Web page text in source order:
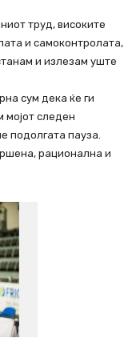
труд, високите
и самоконтролата,
и излезам уште
сум дека ќе ги
мојот следен
подолгата пауза.
рационална и